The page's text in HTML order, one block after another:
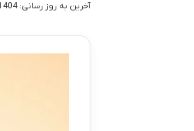
آخرین به روز رسانی: 11/10/1404